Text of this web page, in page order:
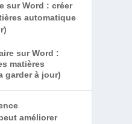
sur Word : créer
automatique
améliorer